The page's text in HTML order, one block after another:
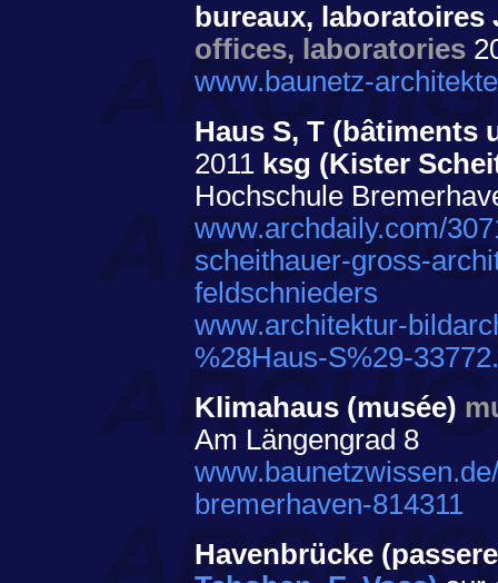
bureaux,
offices, laboratories
www.baunetz-
Haus S, T (bâtiments
2011 ksg (Kister
Hochschule
www.archdaily.com/
scheithauer-gross-
feldschnieders
www.architektur-
%28Haus-S%29-
Klimahaus (musée)
Am Längengrad 8
bremerhaven-814311
Havenbrücke